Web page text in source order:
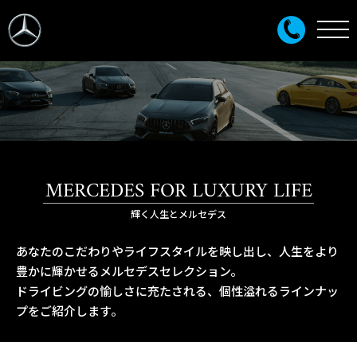
MERCEDES FOR LUXURY LIFE
輝く人生とメルセデス
あなたのこだわりやライフスタイルを映し出し、人生をより
豊かに輝かせるメルセデスセレクション。
ドライビングの愉しさに充たされる、個性溢れるラインナッ
プをご紹介します。